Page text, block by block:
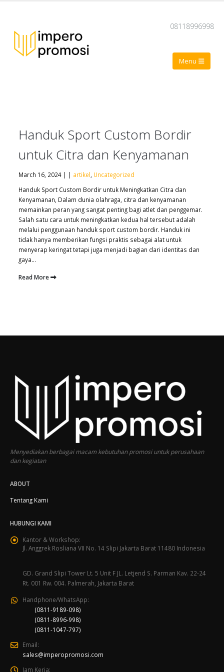
08118996998
Handuk Sport Custom Bordir
untuk Citra dan Kenyamanan
March 16, 2024 | | artikel Uncategorized
Handuk Sport Custom Bordir untuk Meningkatkan Citra dan
Kenyamanan, Dalam dunia olahraga, citra dan kenyamanan
memainkan peran yang sangat penting bagi atlet dan penggemar.
Salah satu cara untuk meningkatkan kedua hal tersebut adalah
melalui penggunaan handuk sport custom bordir. Handuk ini
tidak hanya memberikan fungsi praktis sebagai alat untuk
menyerap keringat tetapi juga menjadi bagian dari identitas dan
gaya...
Read More
Menyediakan berbagai macam kebutuhan promosi untuk perusahaan
dan kegiatan
ABOUT
Tentang Kami
HUBUNGI KAMI
Kantor & Workshop:
Jl. Anggrek Rosliana VII No. 14 Slipi Jakarta Barat 11480 Indonesia
GD. Grand Slipi Tower Lt. 5 Unit F JL. Letjend S. Parman Kav. 22-24
Rt. 001 Rw. 004. Palmerah, Jakarta Barat
Handphone/WhatsApp:
(0811-9189-098)
(0811-8996-998)
(0811-1047-797)
Email:
sales@imperopromosi.com
Jam Kerja: